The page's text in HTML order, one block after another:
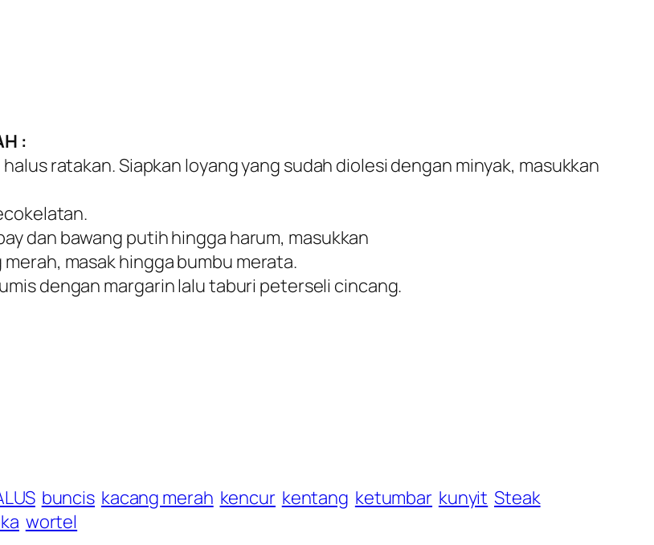
:
ratakan. Siapkan loyang yang sudah diolesi dengan minyak, masukkan
dan bawang putih hingga harum, masukkan
masak hingga bumbu merata.
dengan margarin lalu taburi peterseli cincang.
buncis kacang merah kencur kentang ketumbar kunyit Steak
wortel